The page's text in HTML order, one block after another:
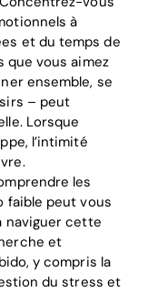
à
et du temps de
que vous aimez
ensemble, se
– peut
Lorsque
l’intimité
les
faible peut vous
naviguer cette
et
y compris la
du stress et